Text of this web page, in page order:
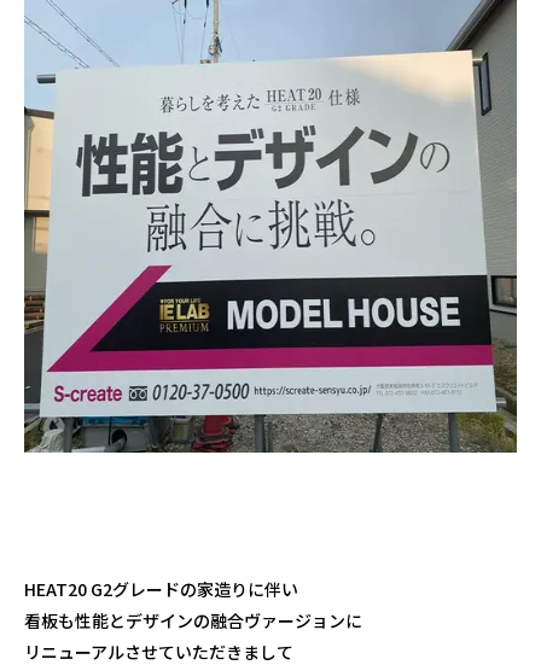
HEAT20 G2グレードの家造りに伴い
看板も性能とデザインの融合ヴァージョンに
リニューアルさせていただきまして